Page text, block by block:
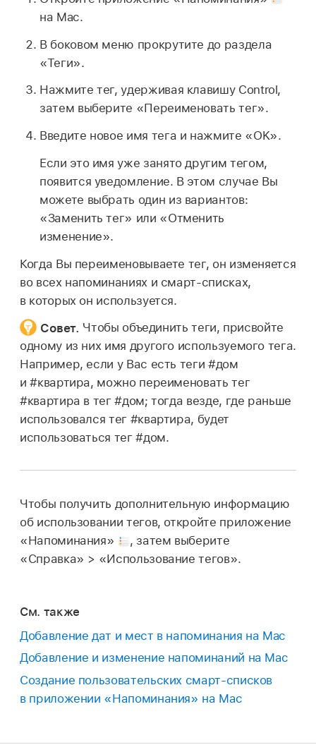
на Mac.
В боковом меню прокрутите до раздела
«Теги».
Нажмите тег, удерживая клавишу Control,
затем выберите «Переименовать тег».
Введите новое имя тега и нажмите «OK».
Если это имя уже занято другим тегом,
появится уведомление. В этом случае Вы
можете выбрать один из вариантов:
«Заменить тег» или «Отменить
изменение».
Когда Вы переименовываете тег, он изменяется
во всех напоминаниях и смарт-списках,
в которых он используется.
Совет. Чтобы объединить теги, присвойте
одному из них имя другого используемого тега.
Например, если у Вас есть теги #дом
и #квартира, можно переименовать тег
#квартира в тег #дом; тогда везде, где раньше
использовался тег #квартира, будет
использоваться тег #дом.
Чтобы получить дополнительную информацию
об использовании тегов, откройте приложение
«Напоминания»
, затем выберите
«Справка» > «Использование тегов».
См. также
Добавление дат и мест в напоминания на Mac
Добавление и изменение напоминаний на Mac
Создание пользовательских смарт-списков
в приложении «Напоминания» на Mac